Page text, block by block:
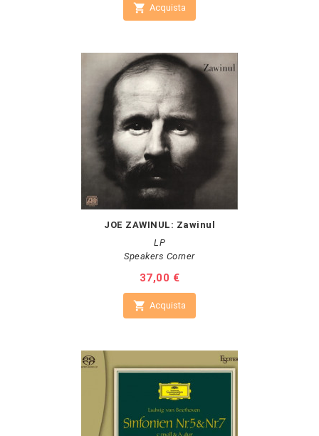
 Acquista
JOE ZAWINUL: Zawinul
LP
Speakers Corner
Prezzo
37,00 €
 Acquista